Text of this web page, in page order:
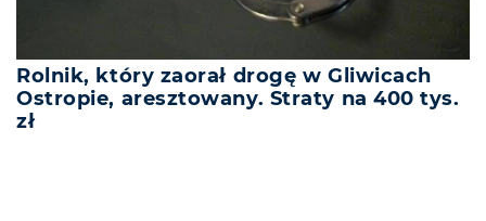
Rolnik, który zaorał drogę w Gliwicach
Ostropie, aresztowany. Straty na 400 tys.
zł